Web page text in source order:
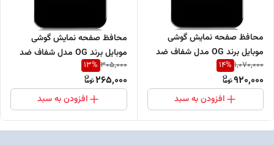
محافظ صفحه نمایش گوشی
موبایل برند OG مدل شفاف ضد
خش و ضد ضربه (فروش عمده
حداقل 10 عدد)
1,070,000
14%
920,000
افزودن به سبد
محافظ صفحه نمایش گوشی
موبایل برند OG مدل شفاف ضد
خش و ضد ضربه (فروش تکی)
305,000
13%
265,000
افزودن به سبد